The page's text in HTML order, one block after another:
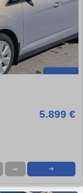
5.899 €
➦ ➜